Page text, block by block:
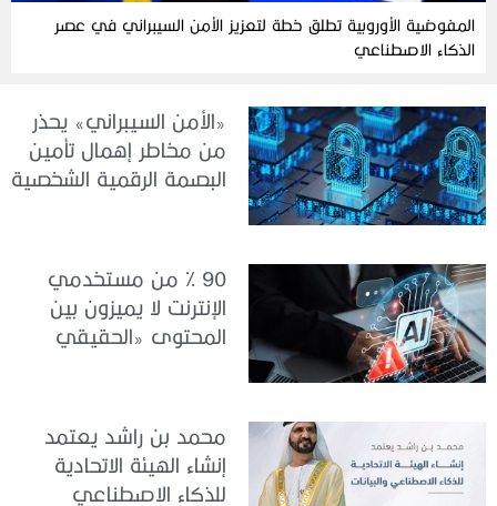
المفوضية الأوروبية تطلق خطة لتعزيز الأمن السيبراني في عصر
الذكاء الاصطناعي
«الأمن السيبراني» يحذر
من مخاطر إهمال تأمين
البصمة الرقمية الشخصية
90 % من مستخدمي
الإنترنت لا يميزون بين
المحتوى «الحقيقي
محمد بن راشد يعتمد
إنشاء الهيئة الاتحادية
للذكاء الاصطناعي